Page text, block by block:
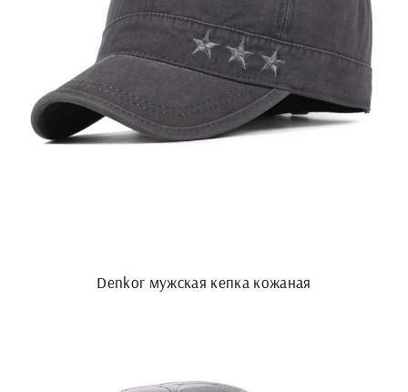
Denkor мужская кепка кожаная